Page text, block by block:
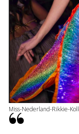
Miss-Nederland-Rikkie-